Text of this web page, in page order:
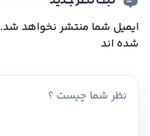
ایمیل شما منتشر نخواهد شد.
شده اند